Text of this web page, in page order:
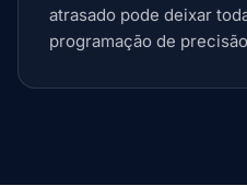
atrasado pode deixar
programação de